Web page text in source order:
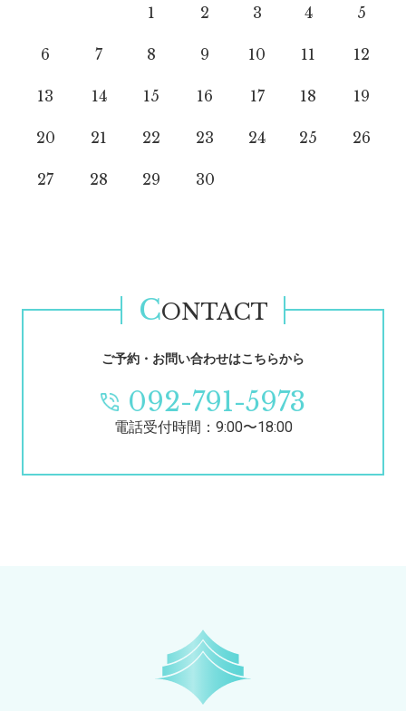
1 2 3 4 5
6 7 8 9 10 11 12
13 14 15 16 17 18 19
20 21 22 23 24 25 26
27 28 29 30
CONTACT
ご予約・お問い合わせはこちらから
092-791-5973
電話受付時間：9:00〜18:00